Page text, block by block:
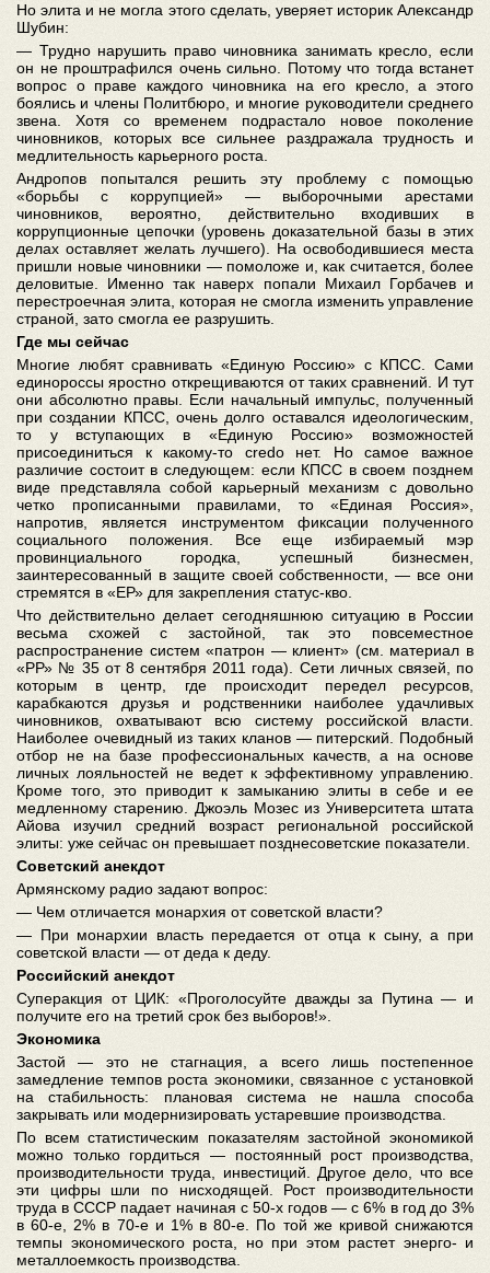
Но элита и не могла этого сделать, уверяет историк Александр
Шубин:
— Трудно нарушить право чиновника занимать кресло, если
он не проштрафился очень сильно. Потому что тогда встанет
вопрос о праве каждого чиновника на его кресло, а этого
боялись и члены Политбюро, и многие руководители среднего
звена. Хотя со временем подрастало новое поколение
чиновников, которых все сильнее раздражала трудность и
медлительность карьерного роста.
Андропов попытался решить эту проблему с помощью
«борьбы с коррупцией» — выборочными арестами
чиновников, вероятно, действительно входивших в
коррупционные цепочки (уровень доказательной базы в этих
делах оставляет желать лучшего). На освободившиеся места
пришли новые чиновники — помоложе и, как считается, более
деловитые. Именно так наверх попали Михаил Горбачев и
перестроечная элита, которая не смогла изменить управление
страной, зато смогла ее разрушить.
Где мы сейчас
Многие любят сравнивать «Единую Россию» с КПСС. Сами
единороссы яростно открещиваются от таких сравнений. И тут
они абсолютно правы. Если начальный импульс, полученный
при создании КПСС, очень долго оставался идеологическим,
то у вступающих в «Единую Россию» возможностей
присоединиться к какому-то credo нет. Но самое важное
различие состоит в следующем: если КПСС в своем позднем
виде представляла собой карьерный механизм с довольно
четко прописанными правилами, то «Единая Россия»,
напротив, является инструментом фиксации полученного
социального положения. Все еще избираемый мэр
провинциального городка, успешный бизнесмен,
заинтересованный в защите своей собственности, — все они
стремятся в «ЕР» для закрепления статус-кво.
Что действительно делает сегодняшнюю ситуацию в России
весьма схожей с застойной, так это повсеместное
распространение систем «патрон — клиент» (см. материал в
«РР» № 35 от 8 сентября 2011 года). Сети личных связей, по
которым в центр, где происходит передел ресурсов,
карабкаются друзья и родственники наиболее удачливых
чиновников, охватывают всю систему российской власти.
Наиболее очевидный из таких кланов — питерский. Подобный
отбор не на базе профессиональных качеств, а на основе
личных лояльностей не ведет к эффективному управлению.
Кроме того, это приводит к замыканию элиты в себе и ее
медленному старению. Джоэль Мозес из Университета штата
Айова изучил средний возраст региональной российской
элиты: уже сейчас он превышает позднесоветские показатели.
Советский анекдот
Армянскому радио задают вопрос:
— Чем отличается монархия от советской власти?
— При монархии власть передается от отца к сыну, а при
советской власти — от деда к деду.
Российский анекдот
Суперакция от ЦИК: «Проголосуйте дважды за Путина — и
получите его на третий срок без выборов!».
Экономика
Застой — это не стагнация, а всего лишь постепенное
замедление темпов роста экономики, связанное с установкой
на стабильность: плановая система не нашла способа
закрывать или модернизировать устаревшие производства.
По всем статистическим показателям застойной экономикой
можно только гордиться — постоянный рост производства,
производительности труда, инвестиций. Другое дело, что все
эти цифры шли по нисходящей. Рост производительности
труда в СССР падает начиная с 50-х годов — с 6% в год до 3%
в 60-е, 2% в 70-е и 1% в 80-е. По той же кривой снижаются
темпы экономического роста, но при этом растет энерго- и
металлоемкость производства.